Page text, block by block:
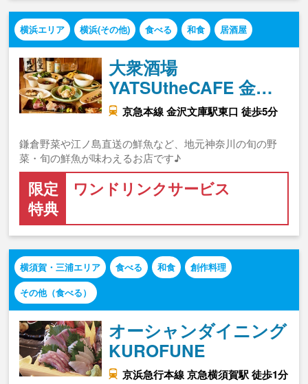
横浜エリア 横浜(その他) 食べる 和食 居酒屋
大衆酒場
YATSUtheCAFE 金…
京急本線 金沢文庫駅東口 徒歩5分
鎌倉野菜や江ノ島直送の鮮魚など、地元神奈川の旬の野
菜・旬の鮮魚が味わえるお店です♪
限定
特典
ワンドリンクサービス
横須賀・三浦エリア 食べる 和食
創作料理
その他（食べる）
オーシャンダイニング
KUROFUNE
京浜急行本線 京急横須賀駅 徒歩1分